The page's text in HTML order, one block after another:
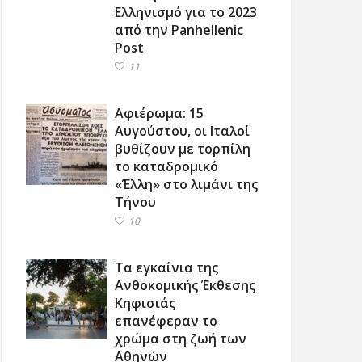
Ελληνισμό για το 2023
από την Panhellenic
Post
11
Αφιέρωμα: 15
Αυγούστου, οι Ιταλοί
βυθίζουν με τορπίλη
το καταδρομικό
«Έλλη» στο λιμάνι της
Τήνου
10
Τα εγκαίνια της
Ανθοκομικής Έκθεσης
Κηφισιάς
επανέφεραν το
χρώμα στη ζωή των
Αθηνών